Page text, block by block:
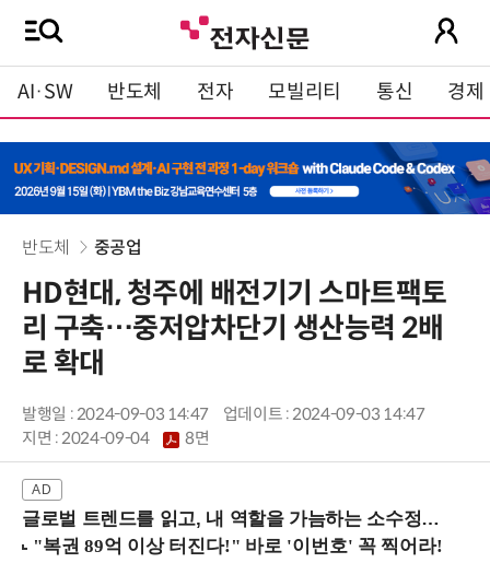
AI·SW 반도체 전자 모빌리티 통신 경제
반도체 중공업
HD현대, 청주에 배전기기 스마트팩토
리 구축…중저압차단기 생산능력 2배
로 확대
발행일 : 2024-09-03 14:47
업데이트 : 2024-09-03 14:47
지면 :2024-09-04 8면
글로벌 트렌드를 읽고, 내 역할을 가늠하는 소수정예 실습 워크숍 (8/28 신논현역)